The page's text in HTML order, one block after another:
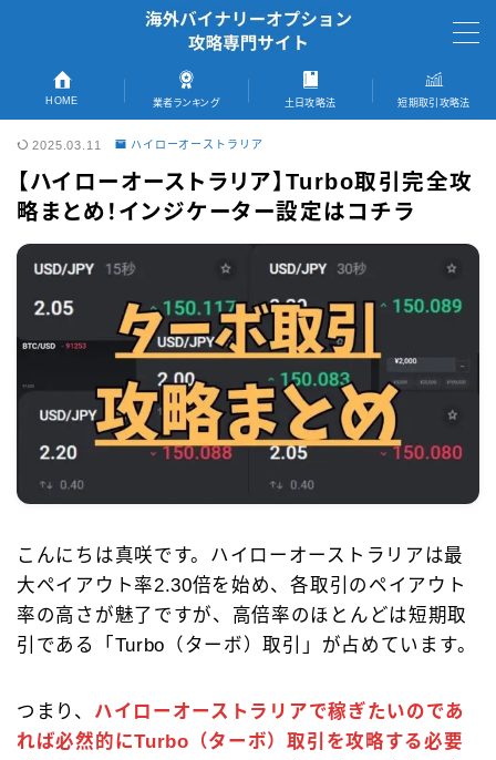
MENU
TOPページへ
短期取引完全攻略法
おすすめ業者 ランキング記事へ
ザオプション
ゼントレーダー
ブビンガバイナリー
ファイブスターズマーケッツ
初回キャッシュバック情報
お問合せ
HOME 業者ランキング 土日攻略法 短期取引攻略法
2025.03.11 ハイローオーストラリア
【ハイローオーストラリア】Turbo取引完全攻
略まとめ！インジケーター設定はコチラ
こんにちは真咲です。ハイローオーストラリアは最
大ペイアウト率2.30倍を始め、各取引のペイアウト
率の高さが魅了ですが、高倍率のほとんどは短期取
引である「Turbo（ターボ）取引」が占めています。
つまり、 ハイローオーストラリアで稼ぎたいのであ
れば必然的にTurbo（ターボ）取引を攻略する必要